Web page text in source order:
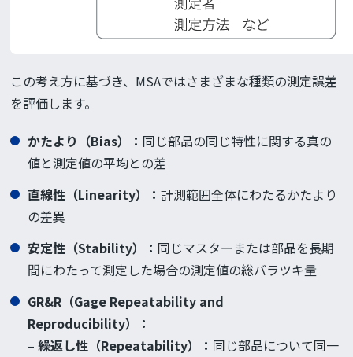
この考え方に基づき、MSAではさまざまな種類の測定誤差
を評価します。
かたより（Bias）： 同じ部品の同じ特性に関する真の
値と測定値の平均との差
直線性（Linearity）：計測範囲全体にわたるかたより
の差異
安定性（Stability）： 同じマスターまたは部品を長期
間にわたって測定した場合の測定値の総バラツキ量
GR&R（Gage Repeatability and
Reproducibility）：
–繰返し性（Repeatability） ： 同じ部品について同一